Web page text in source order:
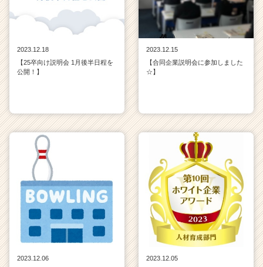
2023.12.18
【25卒向け説明会 1月後半日程を
公開！】
2023.12.15
【合同企業説明会に参加しました
☆】
2023.12.06
2023.12.05